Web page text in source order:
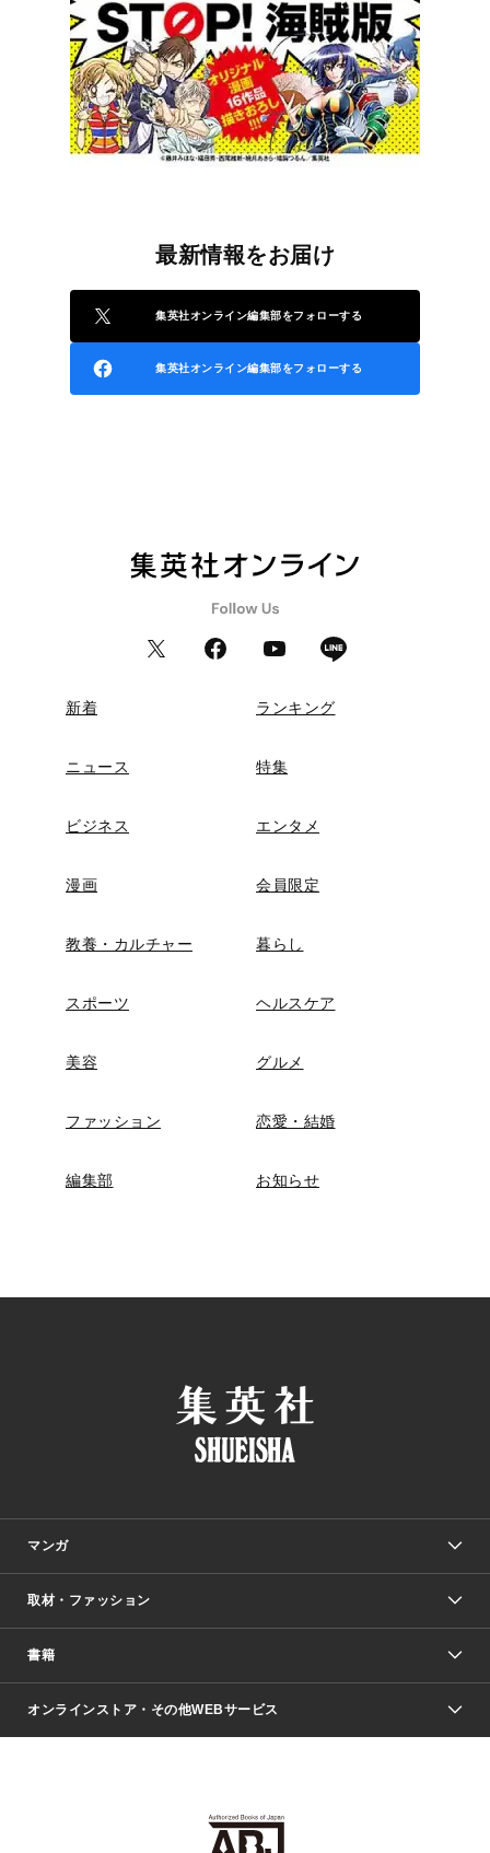
最新情報をお届け
集英社オンライン編集部をフォローする
集英社オンライン編集部をフォローする
新着 ランキング
ニュース 特集
ビジネス エンタメ
漫画 会員限定
教養・カルチャー 暮らし
スポーツ ヘルスケア
美容 グルメ
ファッション 恋愛・結婚
編集部 お知らせ
マンガ
少年マンガ
Vジャンプ
週刊ヤングジャンプ
少女マンガ
取材・ファッション
Seventeen
芸能・情報・スポーツ
書籍
文芸・文庫・総合
ライトノベル・ノベライズ
オンラインストア・その他WEBサービス